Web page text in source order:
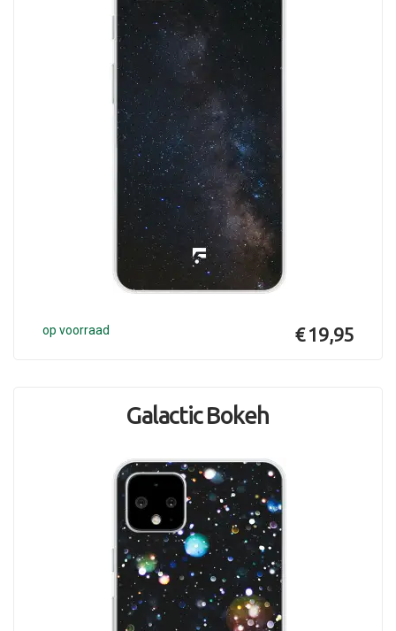
op voorraad € 19,95
Galactic Bokeh